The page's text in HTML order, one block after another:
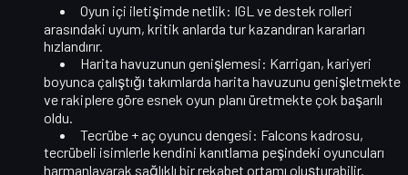
Oyun içi iletişimde netlik: IGL ve destek rolleri
arasındaki uyum, kritik anlarda tur kazandıran kararları
hızlandırır.
Harita havuzunun genişlemesi: Karrigan, kariyeri
boyunca çalıştığı takımlarda harita havuzunu genişletmekte
ve rakiplere göre esnek oyun planı üretmekte çok başarılı
oldu.
Tecrübe + aç oyuncu dengesi: Falcons kadrosu,
tecrübeli isimlerle kendini kanıtlama peşindeki oyuncuları
harmanlayarak sağlıklı bir rekabet ortamı oluşturabilir.